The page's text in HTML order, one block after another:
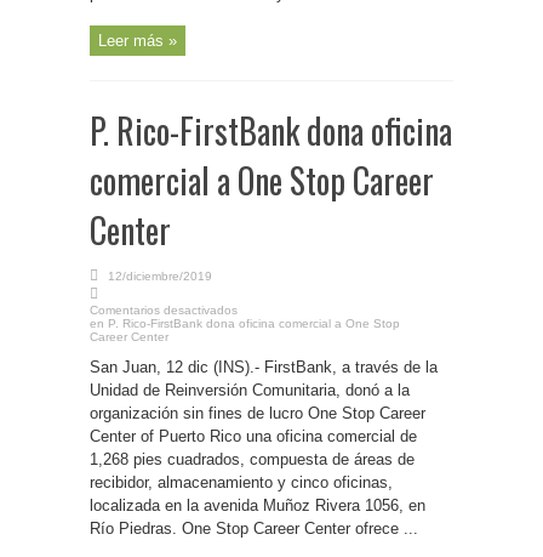
Leer más »
P. Rico-FirstBank dona oficina
comercial a One Stop Career
Center
12/diciembre/2019
Comentarios desactivados
en P. Rico-FirstBank dona oficina comercial a One Stop
Career Center
San Juan, 12 dic (INS).- FirstBank, a través de la
Unidad de Reinversión Comunitaria, donó a la
organización sin fines de lucro One Stop Career
Center of Puerto Rico una oficina comercial de
1,268 pies cuadrados, compuesta de áreas de
recibidor, almacenamiento y cinco oficinas,
localizada en la avenida Muñoz Rivera 1056, en
Río Piedras. One Stop Career Center ofrece ...